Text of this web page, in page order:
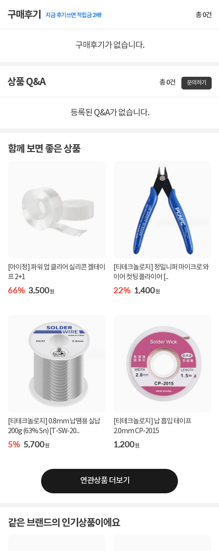
구매후기 지금 후기쓰면 적립금 2배! 총0건
구매후기가 없습니다.
상품 Q&A 총 0건 문의하기
등록된 Q&A가 없습니다.
함께 보면 좋은 상품
[아이정] 파워 업 클리어 실리콘 겔테이
프 2+1
66% 3,500원
[티테크놀로지] 정밀니퍼 마이크로 와
이어 컷팅 플라이어 [...
22% 1,400원
[티테크놀로지] 0.8mm 납땜용 실납
200g (63% Sn) [T-SW-20...
5% 5,700원
[티테크놀로지] 납 흡입 테이프
2.0mm CP-2015
1,200원
연관상품 더보기
같은 브랜드의 인기상품이에요